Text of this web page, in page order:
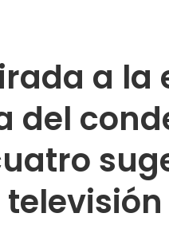
a la
del